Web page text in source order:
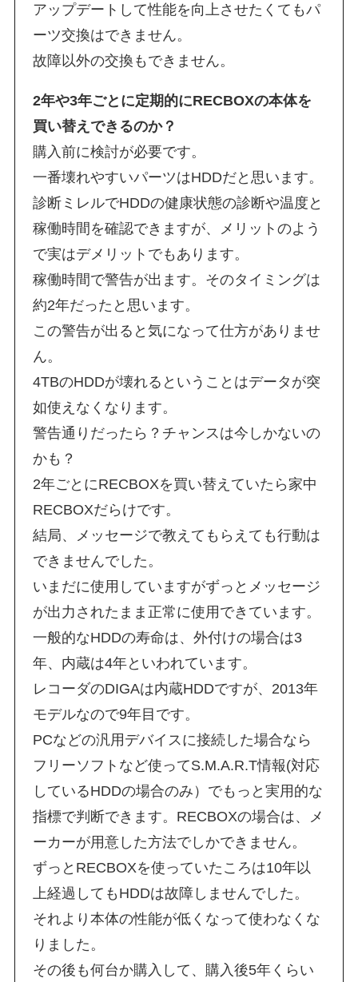
アップデートして性能を向上させたくてもパ
ーツ交換はできません。
故障以外の交換もできません。
2年や3年ごとに定期的にRECBOXの本体を
買い替えできるのか？
購入前に検討が必要です。
一番壊れやすいパーツはHDDだと思います。
診断ミレルでHDDの健康状態の診断や温度と
稼働時間を確認できますが、メリットのよう
で実はデメリットでもあります。
稼働時間で警告が出ます。そのタイミングは
約2年だったと思います。
この警告が出ると気になって仕方がありませ
ん。
4TBのHDDが壊れるということはデータが突
如使えなくなります。
警告通りだったら？チャンスは今しかないの
かも？
2年ごとにRECBOXを買い替えていたら家中
RECBOXだらけです。
結局、メッセージで教えてもらえても行動は
できませんでした。
いまだに使用していますがずっとメッセージ
が出力されたまま正常に使用できています。
一般的なHDDの寿命は、外付けの場合は3
年、内蔵は4年といわれています。
レコーダのDIGAは内蔵HDDですが、2013年
モデルなので9年目です。
PCなどの汎用デバイスに接続した場合なら
フリーソフトなど使ってS.M.A.R.T情報(対応
しているHDDの場合のみ）でもっと実用的な
指標で判断できます。RECBOXの場合は、メ
ーカーが用意した方法でしかできません。
ずっとRECBOXを使っていたころは10年以
上経過してもHDDは故障しませんでした。
それより本体の性能が低くなって使わなくな
りました。
その後も何台か購入して、購入後5年くらい